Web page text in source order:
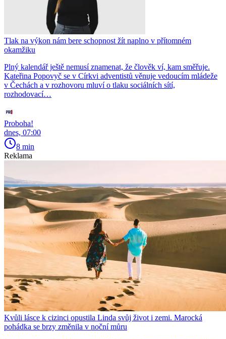
Tlak na výkon nám bere schopnost žít naplno v přítomném
okamžiku
Plný kalendář ještě nemusí znamenat, že člověk ví, kam směřuje.
Kateřina Popovyč se v Církvi adventistů věnuje vedoucím mládeže
v Čechách a v rozhovoru mluví o tlaku sociálních sítí,
rozhodovací…
Proboha!
dnes, 07:00
8 min
Reklama
Kvůli lásce k cizinci opustila Linda svůj život i zemi. Marocká
pohádka se brzy změnila v noční můru